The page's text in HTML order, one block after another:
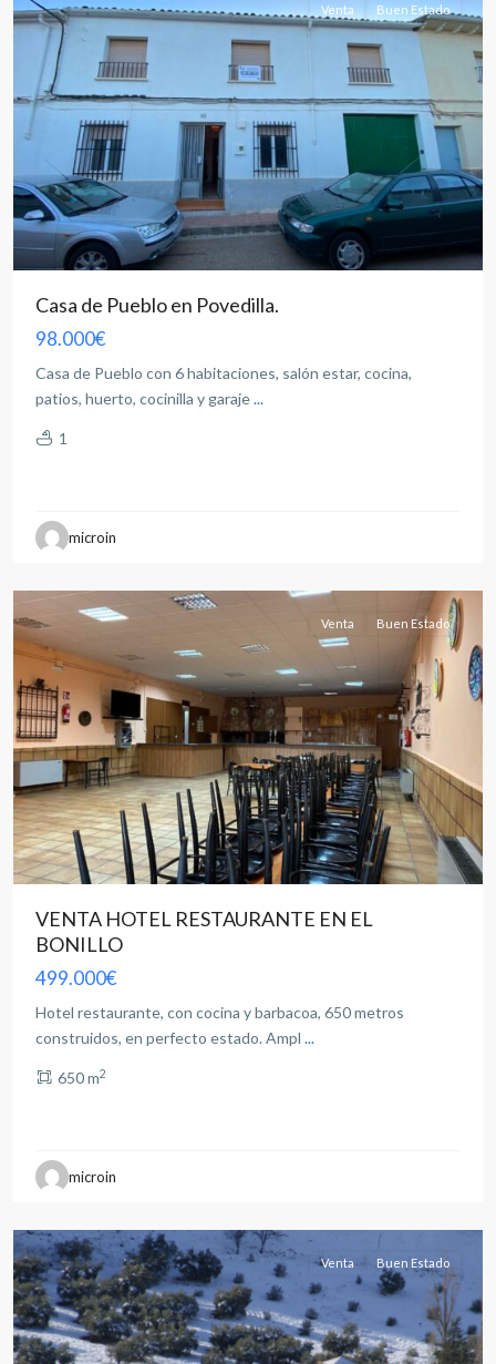
Venta Buen Estado
Casa de Pueblo en Povedilla.
98.000€
Casa de Pueblo con 6 habitaciones, salón estar, cocina,
patios, huerto, cocinilla y garaje...
1
microin
all,
Albacete
Venta Buen Estado
VENTA HOTEL RESTAURANTE EN EL
BONILLO
499.000€
Hotel restaurante, con cocina y barbacoa, 650 metros
construidos, en perfecto estado. Ampl ...
650 m2
microin
all,
Albacete
Venta Buen Estado